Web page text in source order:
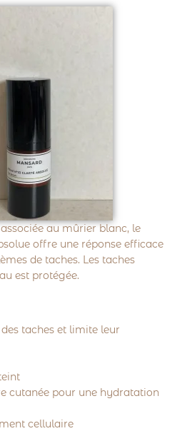
au mûrier blanc, le
offre une réponse efficace
de taches. Les taches
est protégée.
taches et limite leur
cutanée pour une hydratation
cellulaire